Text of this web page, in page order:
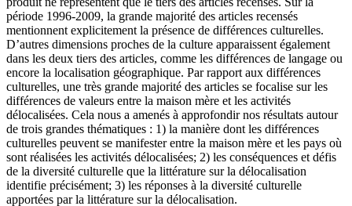
période 1996-2009, la grande majorité des articles recensés
mentionnent explicitement la présence de différences culturelles.
D’autres dimensions proches de la culture apparaissent également
dans les deux tiers des articles, comme les différences de langage ou
encore la localisation géographique. Par rapport aux différences
culturelles, une très grande majorité des articles se focalise sur les
différences de valeurs entre la maison mère et les activités
délocalisées. Cela nous a amenés à approfondir nos résultats autour
de trois grandes thématiques : 1) la manière dont les différences
culturelles peuvent se manifester entre la maison mère et les pays où
sont réalisées les activités délocalisées; 2) les conséquences et défis
de la diversité culturelle que la littérature sur la délocalisation
identifie précisément; 3) les réponses à la diversité culturelle
apportées par la littérature sur la délocalisation.